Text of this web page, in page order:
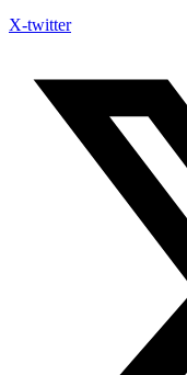
X-twitter